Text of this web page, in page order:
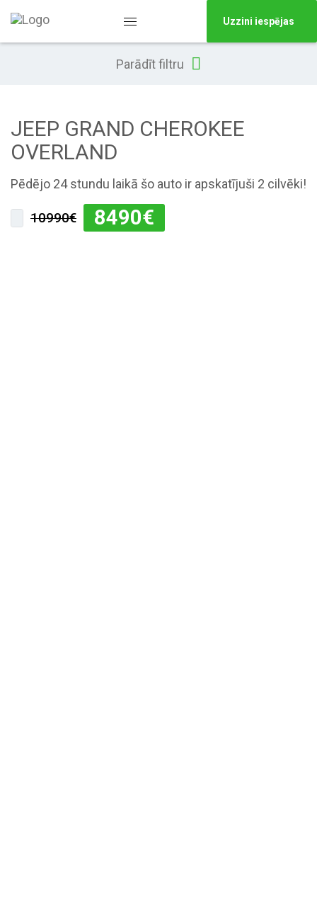
Uzzini iespējas
Parādīt filtru
JEEP GRAND CHEROKEE
OVERLAND
Pēdējo 24 stundu laikā šo auto ir apskatījuši 2 cilvēki!
10990€ 8490€